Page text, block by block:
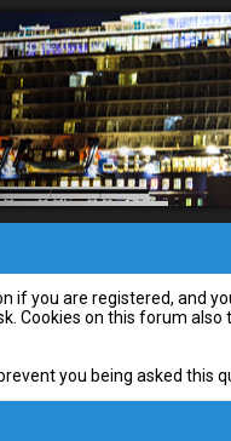
you are registered, and
Cookies on this forum
you being asked